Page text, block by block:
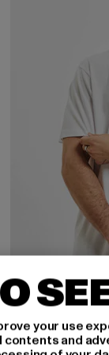
URBAN
Basic
your use
and